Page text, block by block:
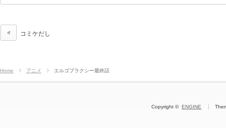
コミケだし
Home アニメ エルゴプラクシー最終話
Copyright ©ENGINE